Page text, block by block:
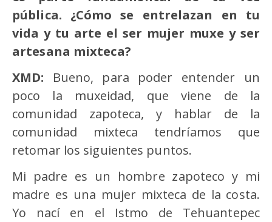
pública. ¿Cómo se entrelazan en tu
vida y tu arte el ser mujer muxe y ser
artesana mixteca?
XMD: Bueno, para poder entender un
poco la muxeidad, que viene de la
comunidad zapoteca, y hablar de la
comunidad mixteca tendríamos que
retomar los siguientes puntos.
Mi padre es un hombre zapoteco y mi
madre es una mujer mixteca de la costa.
Yo nací en el Istmo de Tehuantepec